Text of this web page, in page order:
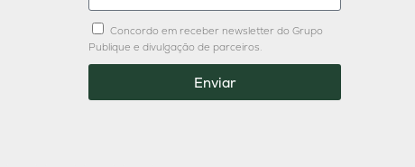
Concordo em receber newsletter do Grupo
Publique e divulgação de parceiros.
Enviar